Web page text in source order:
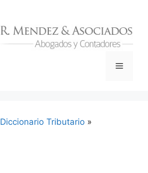
Menu
Diccionario Tributario »